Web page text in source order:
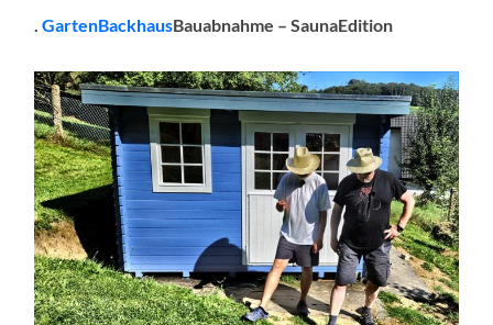
.GartenBackhausBauabnahme – SaunaEdition